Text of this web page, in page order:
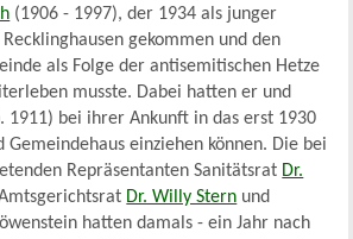
(1906 - 1997), der 1934 als junger
gekommen und den
als Folge der antisemitischen Hetze
musste. Dabei hatten er und
1911) bei ihrer Ankunft in das erst 1930
Gemeindehaus einziehen können. Die bei
Repräsentanten Sanitätsrat Dr.
Dr. Willy Stern und
hatten damals - ein Jahr nach